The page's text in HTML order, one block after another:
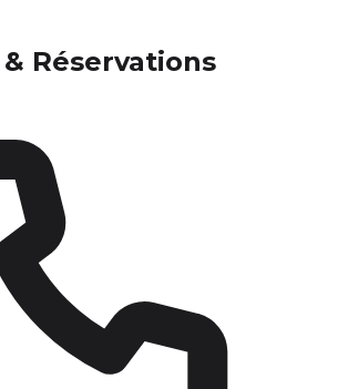
Réservations